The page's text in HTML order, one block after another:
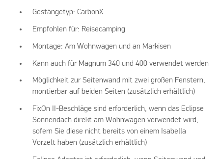
Gestängetyp: CarbonX
Empfohlen für: Reisecamping
Montage: Am Wohnwagen und an Markisen
Kann auch für Magnum 340 und 400 verwendet werden
Möglichkeit zur Seitenwand mit zwei großen Fenstern,
montierbar auf beiden Seiten (zusätzlich erhältlich)
FixOn II-Beschläge sind erforderlich, wenn das Eclipse
Sonnendach direkt am Wohnwagen verwendet wird,
sofern Sie diese nicht bereits von einem Isabella
Vorzelt haben (zusätzlich erhältlich)